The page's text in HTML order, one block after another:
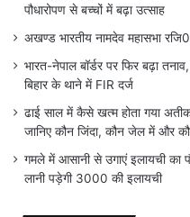
पौधारोपण से बच्चों में बढ़ा उत्साह
अखण्ड भारतीय नामदेव महासभा
भारत-नेपाल बॉर्डर पर फिर बढ़ा
बिहार के थाने में FIR दर्ज
ढाई साल में कैसे खत्म होता गया
जानिए कौन जिंदा, कौन जेल में और
गमले में आसानी से उगाएं इलायची का
लानी पड़ेगी 3000 की इलायची